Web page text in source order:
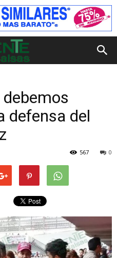
defensa del
0
567